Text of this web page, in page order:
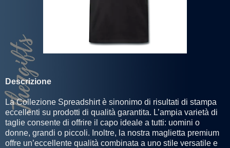
Descrizione
La Collezione Spreadshirt è sinonimo di risultati di stampa
eccellenti su prodotti di qualità garantita. L’ampia varietà di
taglie consente di offrire il capo ideale a tutti: uomini o
donne, grandi o piccoli. Inoltre, la nostra maglietta premium
offre un’eccellente qualità combinata a uno stile versatile e